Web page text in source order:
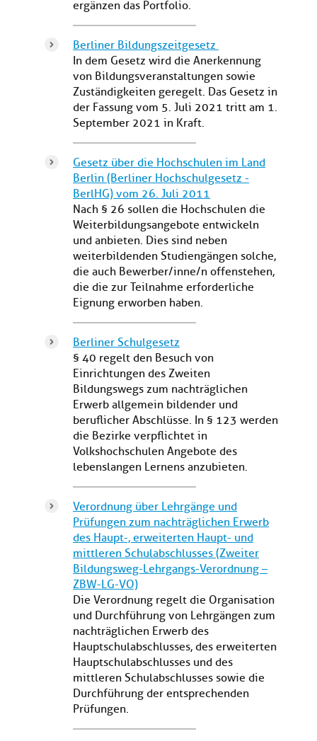
ergänzen das Portfolio.
Berliner Bildungszeitgesetz
In dem Gesetz wird die Anerkennung
von Bildungsveranstaltungen sowie
Zuständigkeiten geregelt. Das Gesetz in
der Fassung vom 5. Juli 2021 tritt am 1.
September 2021 in Kraft.
Gesetz über die Hochschulen im Land
Berlin (Berliner Hochschulgesetz -
BerlHG) vom 26. Juli 2011
Nach § 26 sollen die Hochschulen die
Weiterbildungsangebote entwickeln
und anbieten. Dies sind neben
weiterbildenden Studiengängen solche,
die auch Bewerber/inne/n offenstehen,
die die zur Teilnahme erforderliche
Eignung erworben haben.
Berliner Schulgesetz
§ 40 regelt den Besuch von
Einrichtungen des Zweiten
Bildungswegs zum nachträglichen
Erwerb allgemein bildender und
beruflicher Abschlüsse. In § 123 werden
die Bezirke verpflichtet in
Volkshochschulen Angebote des
lebenslangen Lernens anzubieten.
Verordnung über Lehrgänge und
Prüfungen zum nachträglichen Erwerb
des Haupt-, erweiterten Haupt- und
mittleren Schulabschlusses (Zweiter
Bildungsweg-Lehrgangs-Verordnung –
ZBW-LG-VO)
Die Verordnung regelt die Organisation
und Durchführung von Lehrgängen zum
nachträglichen Erwerb des
Hauptschulabschlusses, des erweiterten
Hauptschulabschlusses und des
mittleren Schulabschlusses sowie die
Durchführung der entsprechenden
Prüfungen.